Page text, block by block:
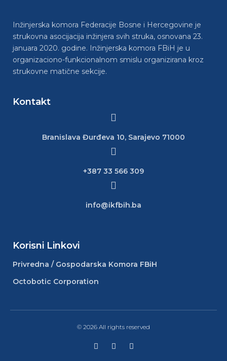
Inžinjerska komora Federacije Bosne i Hercegovine je
strukovna asocijacija inžinjera svih struka, osnovana 23.
januara 2020. godine. Inžinjerska komora FBiH je u
organizaciono-funkcionalnom smislu organizirana kroz
strukovne matične sekcije.
Kontakt
Branislava Đurđeva 10, Sarajevo 71000
+387 33 566 309
info@ikfbih.ba
Korisni Linkovi
Privredna / Gospodarska Komora FBiH
Octobotic Corporation
© 2026 All rights reserved